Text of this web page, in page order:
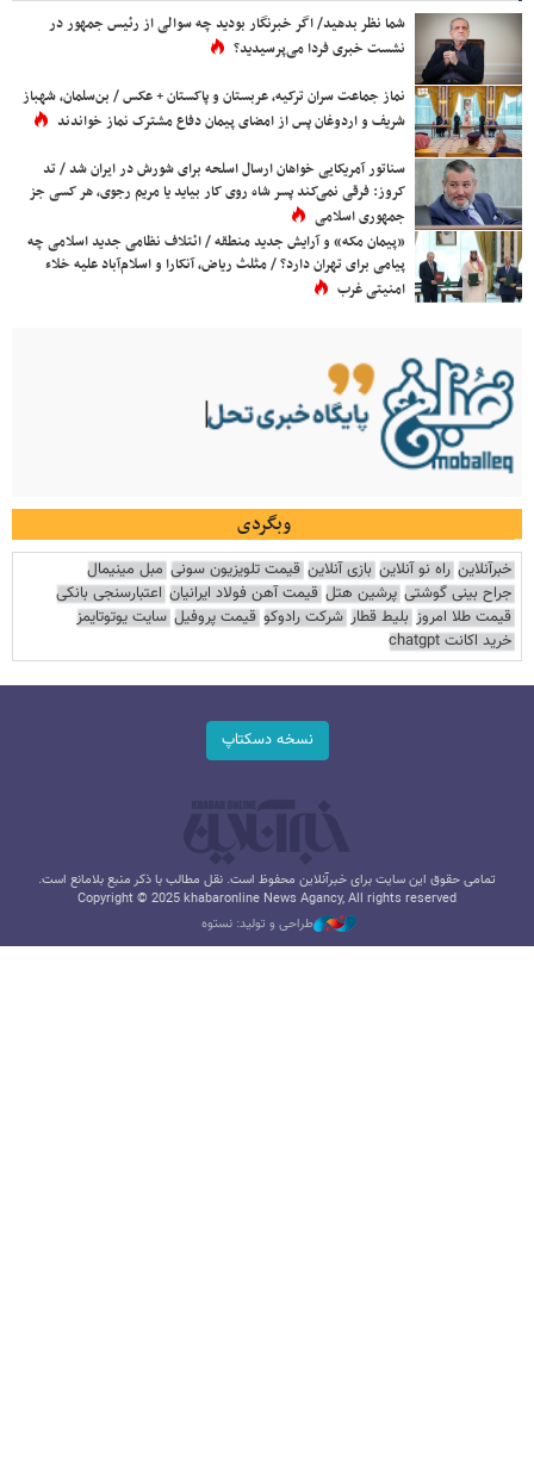
شما نظر بدهید/ اگر خبرنگار بودید چه سوالی از رئیس جمهور در
نشست خبری فردا می‌پرسیدید؟
نماز جماعت سران ترکیه، عربستان و پاکستان + عکس / بن‌سلمان، شهباز
شریف و اردوغان پس از امضای پیمان دفاع مشترک نماز خواندند
سناتور آمریکایی خواهان ارسال اسلحه برای شورش در ایران شد / تد
کروز: فرقی نمی‌کند پسر شاه روی کار بیاید یا مریم رجوی، هر کسی جز
جمهوری اسلامی
«پیمان مکه» و آرایش جدید منطقه / ائتلاف نظامی جدید اسلامی چه
پیامی برای تهران دارد؟ / مثلث ریاض، آنکارا و اسلام‌آباد علیه خلاء
امنیتی غرب
وبگردی
خبرآنلاین راه نو آنلاین بازی آنلاین قیمت تلویزیون سونی مبل مینیمال
جراح بینی گوشتی پرشین هتل قیمت آهن فولاد ایرانیان اعتبارسنجی بانکی
قیمت طلا امروز بلیط قطار شرکت رادوکو قیمت پروفیل سایت یوتوتایمز
خرید اکانت chatgpt
نسخه دسکتاپ
تمامی حقوق این سایت برای خبرآنلاین محفوظ است. نقل مطالب با ذکر منبع بلامانع است.
Copyright © 2025 khabaronline News Agancy, All rights reserved
طراحی و تولید: نستوه